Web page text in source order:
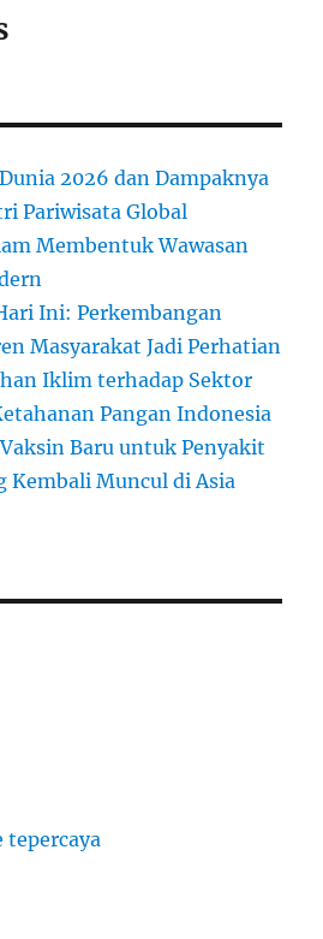
2026 dan Dampaknya
Pariwisata Global
Membentuk Wawasan
Ini: Perkembangan
Masyarakat Jadi Perhatian
Iklim terhadap Sektor
Pangan Indonesia
Baru untuk Penyakit
Kembali Muncul di Asia
tepercaya